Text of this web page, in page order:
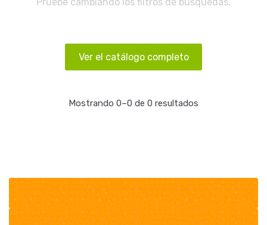
Ver el catálogo completo
Mostrando 0–0 de 0 resultados